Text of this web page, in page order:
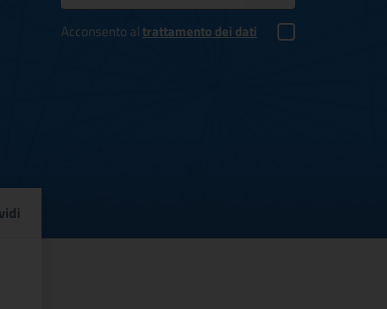
Acconsento altrattamento dei dati
circolare n. 343